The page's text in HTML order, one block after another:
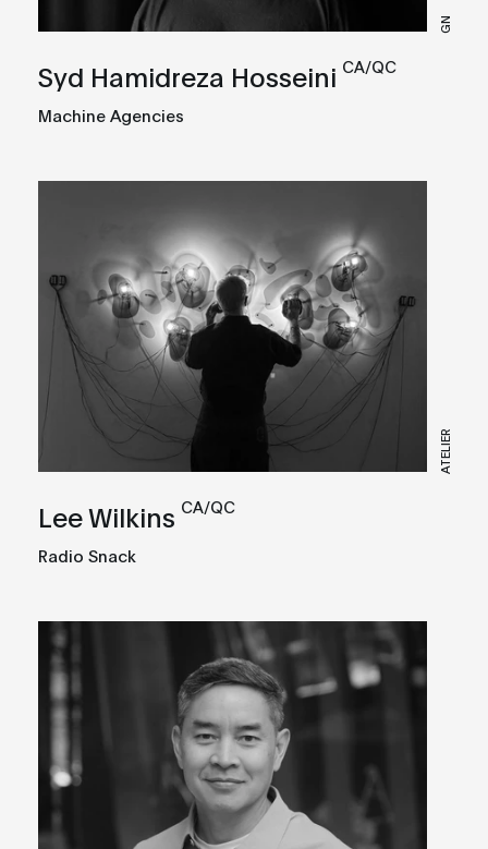
GN
Syd Hamidreza Hosseini CA/QC
Machine Agencies
ATELIER
Lee Wilkins CA/QC
Radio Snack